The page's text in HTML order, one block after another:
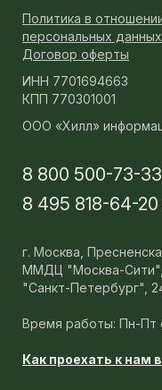
Политика в
персональных данных
Договор оферты
ИНН 7701694663
КПП 770301001
ООО «Хилл»
8 800 500-73-33
8 495 818-64-20
г. Москва,
ММДЦ "Москва-
"Санкт-Петербург",
Время работы: Пн-Пт
Как проехать к нам